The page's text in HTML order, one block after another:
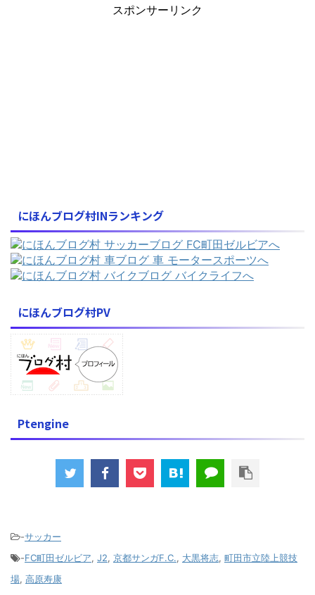
スポンサーリンク
にほんブログ村INランキング
にほんブログ村PV
Ptengine
-サッカー
-FC町田ゼルビア, J2, 京都サンガF.C., 大黒将志, 町田市立陸上競技
場, 高原寿康